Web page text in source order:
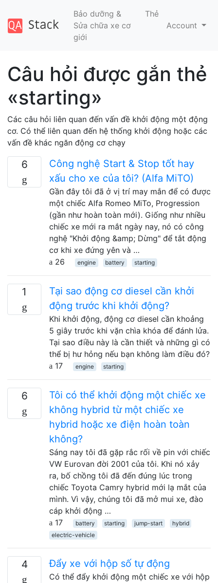
Bảo dưỡng &
Sửa chữa xe cơ
giới
Thẻ
Account
Câu hỏi được gắn thẻ
«starting»
Các câu hỏi liên quan đến vấn đề khởi động một động
cơ. Có thể liên quan đến hệ thống khởi động hoặc các
vấn đề khác ngăn động cơ chạy
6
Công nghệ Start & Stop tốt hay
xấu cho xe của tôi? (Alfa MiTO)
Gần đây tôi đã ở vị trí may mắn để có được
một chiếc Alfa Romeo MiTo, Progression
(gần như hoàn toàn mới). Giống như nhiều
chiếc xe mới ra mắt ngày nay, nó có công
nghệ "Khởi động &amp; Dừng" để tắt động
cơ khi xe đứng yên và …
26
engine battery starting
1
Tại sao động cơ diesel cần khởi
động trước khi khởi động?
Khi khởi động, động cơ diesel cần khoảng
5 giây trước khi vặn chìa khóa để đánh lửa.
Tại sao điều này là cần thiết và những gì có
thể bị hư hỏng nếu bạn không làm điều đó?
17
engine starting
6
Tôi có thể khởi động một chiếc xe
không hybrid từ một chiếc xe
hybrid hoặc xe điện hoàn toàn
không?
Sáng nay tôi đã gặp rắc rối về pin với chiếc
VW Eurovan đời 2001 của tôi. Khi nó xảy
ra, bố chồng tôi đã đến đúng lúc trong
chiếc Toyota Camry hybrid mới lạ mắt của
mình. Vì vậy, chúng tôi đã mở mui xe, đào
cáp khởi động …
17
battery starting jump-start
hybrid
electric-vehicle
4 Đẩy xe với hộp số tự động
Có thể đẩy khởi động một chiếc xe với hộp